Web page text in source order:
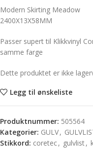
Modern Skirting Meadow
2400X13X58MM
Passer supert til Klikkvinyl
samme farge
Dette produktet er ikke
Legg til ønskeliste
Produktnummer: 505564
Kategorier: GULV,
Stikkord: coretec, gulvlist,